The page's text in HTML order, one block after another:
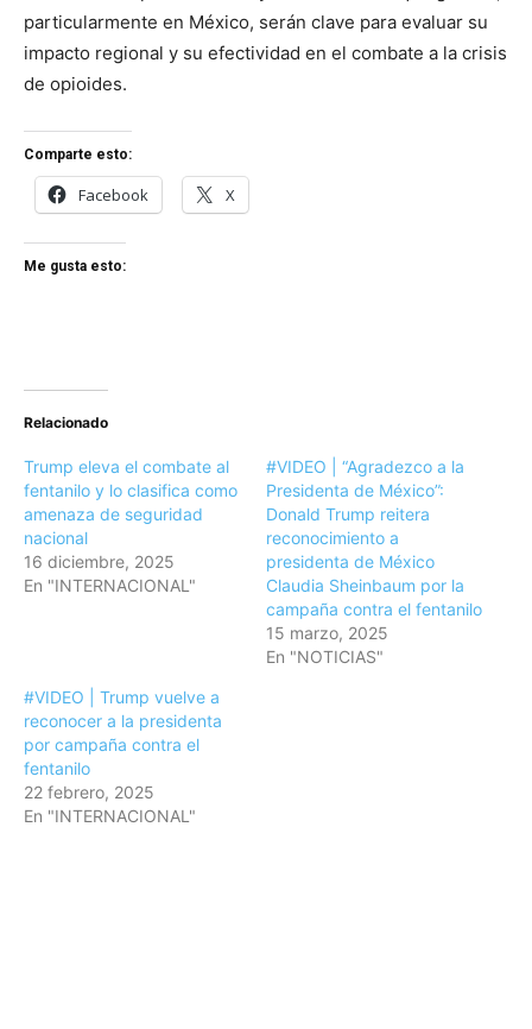
particularmente en México, serán clave para evaluar su
impacto regional y su efectividad en el combate a la crisis
de opioides.
Comparte esto:
Facebook X
Me gusta esto:
Relacionado
Trump eleva el combate al
fentanilo y lo clasifica como
amenaza de seguridad
nacional
16 diciembre, 2025
En "INTERNACIONAL"
#VIDEO | “Agradezco a la
Presidenta de México”:
Donald Trump reitera
reconocimiento a
presidenta de México
Claudia Sheinbaum por la
campaña contra el fentanilo
15 marzo, 2025
En "NOTICIAS"
#VIDEO | Trump vuelve a
reconocer a la presidenta
por campaña contra el
fentanilo
22 febrero, 2025
En "INTERNACIONAL"